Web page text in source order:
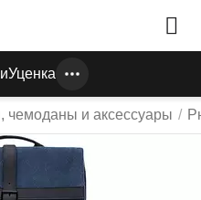
Уценка
чемоданы и аксессуары /